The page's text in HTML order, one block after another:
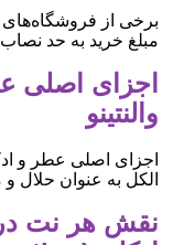
برخی از
مبلغ خرید به حد نصاب
والنتینو
اجزای اصلی عطر و
الکل به عنوان حلال
نقش هر نت